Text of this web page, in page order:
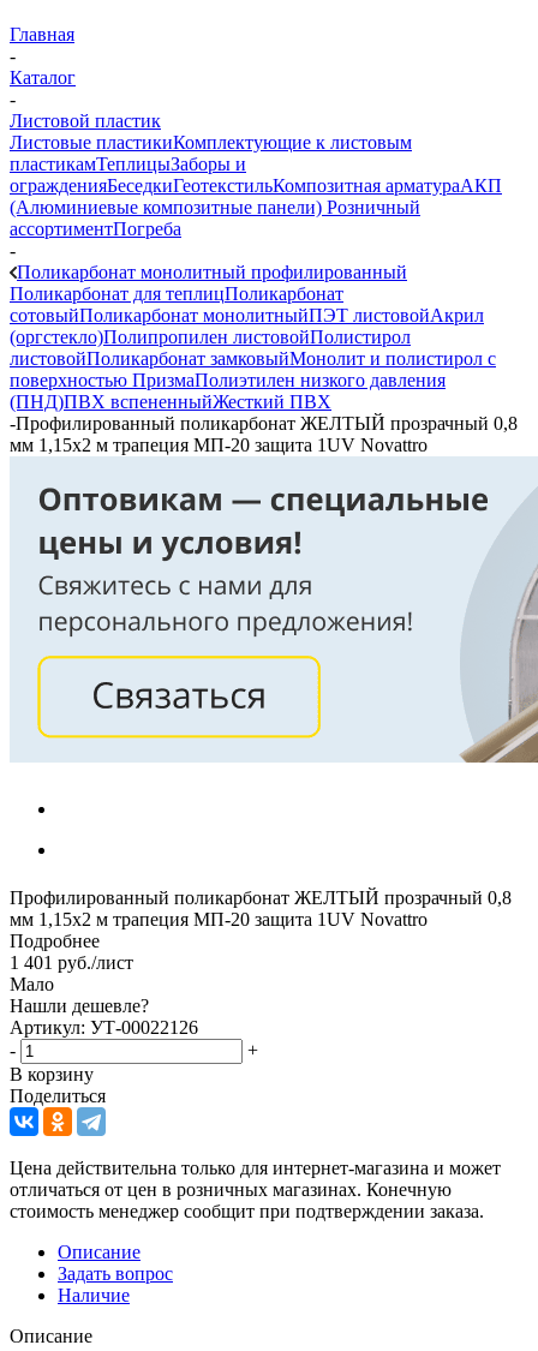
Главная
-
Каталог
-
Листовой пластик
Листовые пластикиКомплектующие к листовым
пластикамТеплицыЗаборы и
огражденияБеседкиГеотекстильКомпозитная арматураАКП
(Алюминиевые композитные панели) Розничный
ассортиментПогреба
-
Поликарбонат монолитный профилированный
Поликарбонат для теплицПоликарбонат
сотовыйПоликарбонат монолитныйПЭТ листовойАкрил
(оргстекло)Полипропилен листовойПолистирол
листовойПоликарбонат замковыйМонолит и полистирол с
поверхностью ПризмаПолиэтилен низкого давления
(ПНД)ПВХ вспененныйЖесткий ПВХ
-Профилированный поликарбонат ЖЕЛТЫЙ прозрачный 0,8
мм 1,15х2 м трапеция МП-20 защита 1UV Novattro
Профилированный поликарбонат ЖЕЛТЫЙ прозрачный 0,8
мм 1,15х2 м трапеция МП-20 защита 1UV Novattro
Подробнее
1 401 руб./лист
Мало
Нашли дешевле?
Артикул: УТ-00022126
-
+
В корзину
Поделиться
Цена действительна только для интернет-магазина и может
отличаться от цен в розничных магазинах. Конечную
стоимость менеджер сообщит при подтверждении заказа.
Описание
Задать вопрос
Наличие
Описание